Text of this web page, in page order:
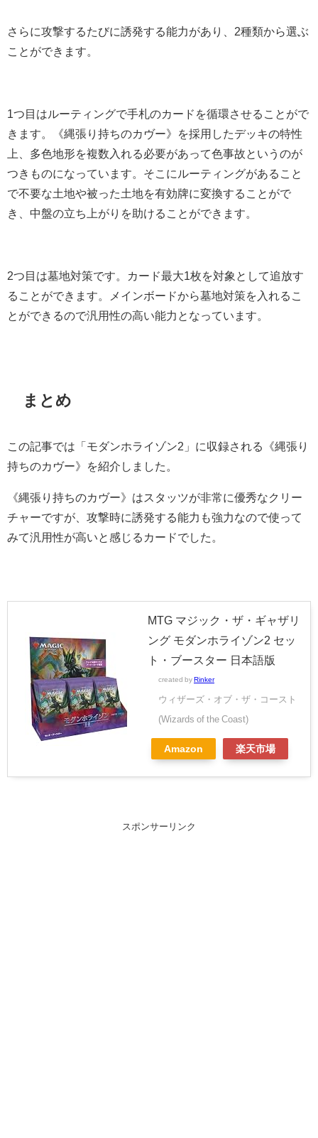
さらに攻撃するたびに誘発する能力があり、2種類から選ぶ
ことができます。
1つ目はルーティングで手札のカードを循環させることがで
きます。《縄張り持ちのカヴー》を採用したデッキの特性
上、多色地形を複数入れる必要があって色事故というのが
つきものになっています。そこにルーティングがあること
で不要な土地や被った土地を有効牌に変換することがで
き、中盤の立ち上がりを助けることができます。
2つ目は墓地対策です。カード最大1枚を対象として追放す
ることができます。メインボードから墓地対策を入れるこ
とができるので汎用性の高い能力となっています。
まとめ
この記事では「モダンホライゾン2」に収録される《縄張り
持ちのカヴー》を紹介しました。
《縄張り持ちのカヴー》はスタッツが非常に優秀なクリー
チャーですが、攻撃時に誘発する能力も強力なので使って
みて汎用性が高いと感じるカードでした。
MTG マジック・ザ・ギャザリ
ング モダンホライゾン2 セッ
ト・ブースター 日本語版
created by Rinker
ウィザーズ・オブ・ザ・コースト
(Wizards of the Coast)
Amazon 楽天市場
スポンサーリンク